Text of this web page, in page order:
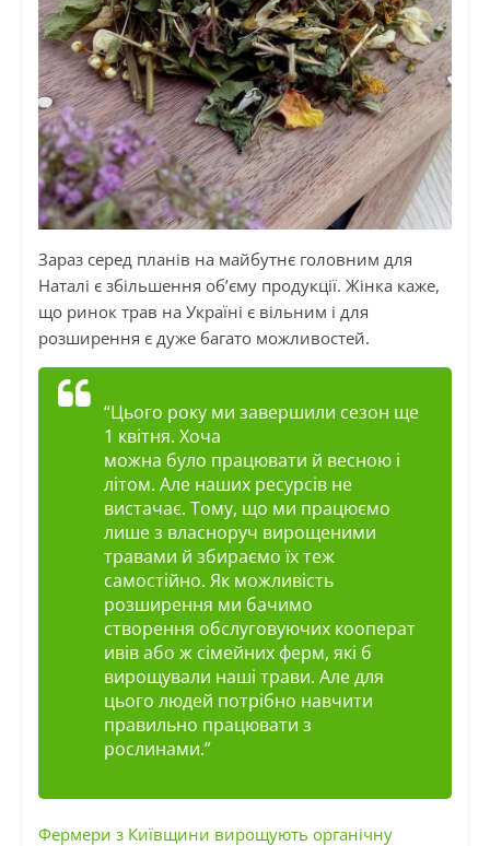
Зараз серед планів на майбутнє головним для
Наталі є збільшення об’єму продукції. Жінка каже,
що ринок трав на Україні є вільним і для
розширення є дуже багато можливостей.
“Цього року ми завершили сезон ще
1 квітня. Хоча
можна було працювати й весною і
літом. Але наших ресурсів не
вистачає. Тому, що ми працюємо
лише з власноруч вирощеними
травами й збираємо їх теж
самостійно. Як можливість
розширення ми бачимо
створення обслуговуючихкооперат
ивів або ж сімейних ферм, які б
вирощували наші трави. Але для
цього людей потрібно навчити
правильно працювати з
рослинами.”
Фермери з Київщини вирощують органічну